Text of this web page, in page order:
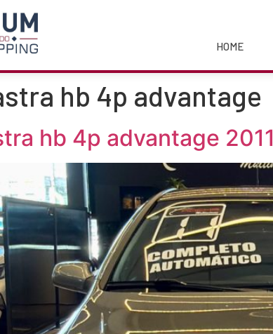
HOME
hb 4p advantage
hb 4p advantage 2011